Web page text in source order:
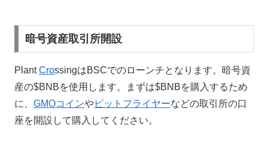
暗号資産取引所開設
PlantCrossingはBSCでのローンチとなります。暗号資
産の$BNBを使用します。まずは$BNBを購入するため
に、 GMOコインやビットフライヤーなどの取引所の口
座を開設して購入してください。